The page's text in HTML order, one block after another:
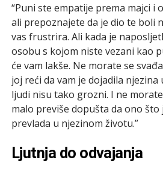
“Puni ste empatije prema majci i
ali prepoznajete da je dio te boli
vas frustrira. Ali kada je
osobu s kojom niste vezani kao
će vam lakše. Ne morate se
joj reći da vam je dojadila
ljudi nisu tako grozni. I ne
malo previše dopušta da ono što
prevlada u njezinom životu.”
Ljutnja do odvajanja